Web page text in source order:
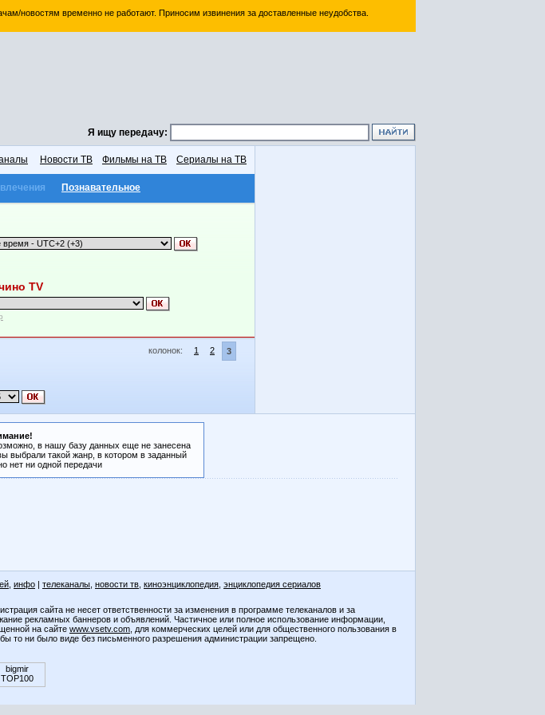
новостям временно не работают. Приносим извинения за доставленные неудобства.
Я ищу передачу:
Новости ТВ Фильмы на ТВ Сериалы на ТВ
Познавательное
TV
колонок: 1 2 3
в нашу базу данных еще не занесена
выбрали такой жанр, в котором в заданный
нет ни одной передачи
инфо | телеканалы новости тв киноэнциклопедия энциклопедия сериалов
сайта не несет ответственности за изменения в программе телеканалов и за
рекламных баннеров и объявлений. Частичное или полное использование информации,
на сайте www.vsetv.com , для коммерческих целей или для общественного пользования в
то ни было виде без письменного разрешения администрации запрещено.